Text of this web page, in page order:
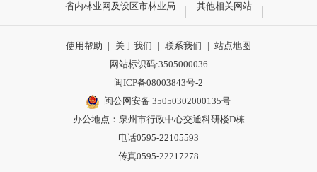
3.泉州市档案馆、泉州市图书馆设置的政府信息
省内林业网及设区市林业局
其他相关网站
使用帮助 | 关于我们 | 联系我们 | 站点地图
网站标识码:3505000036
闽ICP备08003843号-2
闽公网安备 35050302000135号
办公地点：泉州市行政中心交通科研楼D栋
电话0595-22105593
传真0595-22217278